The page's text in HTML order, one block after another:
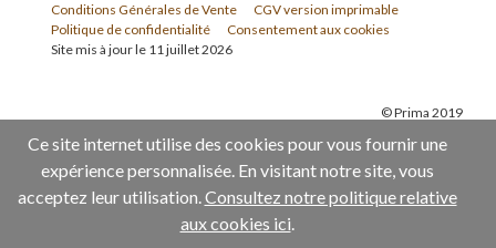
Conditions Générales de Vente
CGV version imprimable
Politique de confidentialité
Consentement aux cookies
Site mis à jour le 11 juillet 2026
© Prima 2019
Ce site internet utilise des cookies pour vous fournir une
expérience personnalisée. En visitant notre site, vous
acceptez leur utilisation.Consultez notre politique relative
aux cookies ici.